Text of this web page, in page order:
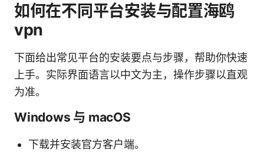
如何在不同平台安装与配置海鸥
vpn
下面给出常见平台的安装要点与步骤，帮助你快速
上手。实际界面语言以中文为主，操作步骤以直观
为准。
Windows 与 macOS
下载并安装官方客户端。